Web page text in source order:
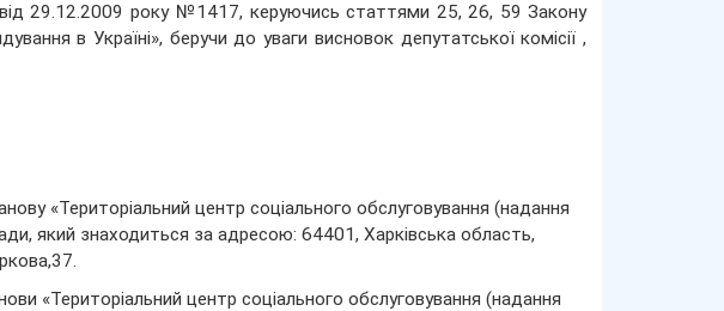
від 29.12.2009 року №1417, керуючись статтями 25, 26, 59 Закону
в Україні», беручи до уваги висновок депутатської комісії ,
«Територіальний центр соціального обслуговування (надання
який знаходиться за адресою: 64401, Харківська область,
«Територіальний центр соціального обслуговування (надання